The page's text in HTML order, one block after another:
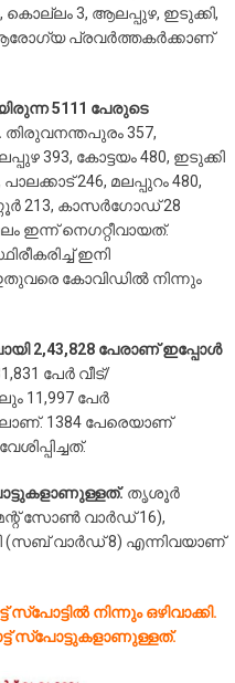
കൊല്ലം 3, ആലപ്പുഴ, ഇടുക്കി,
പ്രവര്‍ത്തകര്‍ക്കാണ്
5111 പേരുടെ
തിരുവനന്തപുരം 357,
393, കോട്ടയം 480, ഇടുക്കി
246, മലപ്പുറം 480,
213, കാസര്‍ഗോഡ് 28
ഇന്ന് നെഗറ്റീവായത്.
ഇനി
ഇതുവരെ കോവിഡില്‍ നിന്നും
2,43,828 പേരാണ് ഇപ്പോള്‍
പേര്‍ വീട്/
11,997 പേര്‍
1384 പേരെയാണ്
തൃശൂര്‍
സോണ്‍ വാര്‍ഡ് 16),
(സബ് വാര്‍ഡ് 8) എന്നിവയാണ്
നിന്നും ഒഴിവാക്കി.
സ്‌പോട്ടുകളാണുള്ളത്.